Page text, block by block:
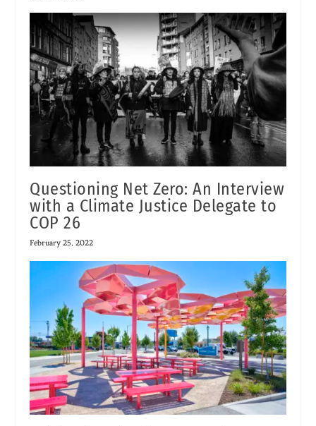
Questioning Net Zero: An Interview
with a Climate Justice Delegate to
COP 26
February 25, 2022